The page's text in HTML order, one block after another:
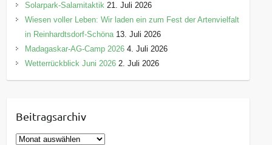
Solarpark-Salamitaktik 21. Juli 2026
Wiesen voller Leben: Wir laden ein zum Fest der Artenvielfalt
in Reinhardtsdorf-Schöna 13. Juli 2026
Madagaskar-AG-Camp 2026 4. Juli 2026
Wetterrückblick Juni 2026 2. Juli 2026
Beitragsarchiv
B